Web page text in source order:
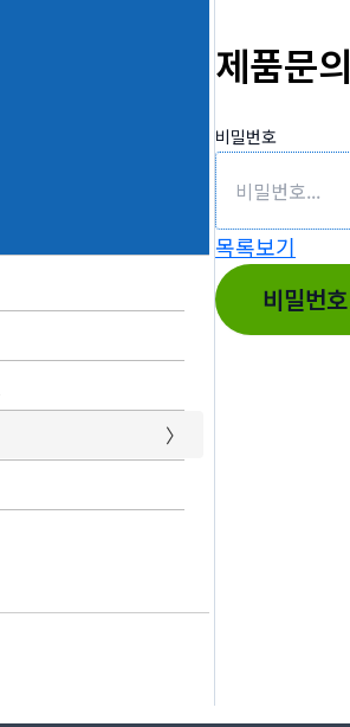
제품문의
비밀번호
목록보기
비밀번